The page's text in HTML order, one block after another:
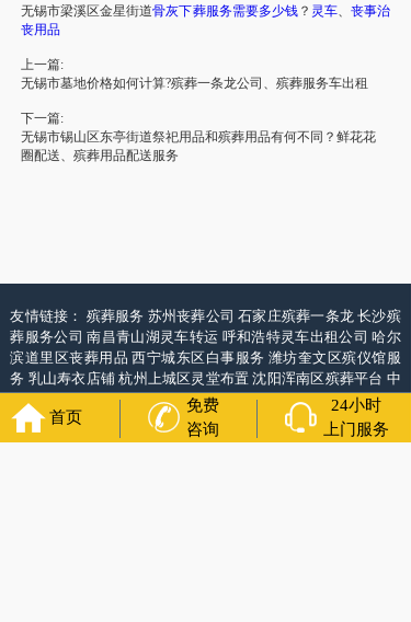
无锡市梁溪区金星街道骨灰下葬服务需要多少钱？ 灵车 、丧事治
丧用品
上一篇:
无锡市墓地价格如何计算?殡葬一条龙公司、殡葬服务车出租
下一篇:
无锡市锡山区东亭街道祭祀用品和殡葬用品有何不同？鲜花花
圈配送、殡葬用品配送服务
友情链接： 殡葬服务 苏州丧葬公司石家庄殡葬一条龙长沙殡
葬服务公司南昌青山湖灵车转运 呼和浩特灵车出租公司哈尔
滨道里区丧葬用品西宁城东区白事服务潍坊奎文区殡仪馆服
务 乳山寿衣店铺杭州上城区灵堂布置沈阳浑南区殡葬平台 中
国墓地网中国非急救转运网网站建设中国殡葬一条龙网中国
救护车网葬花店 葬花服务网
首页
免费
咨询
24小时
上门服务